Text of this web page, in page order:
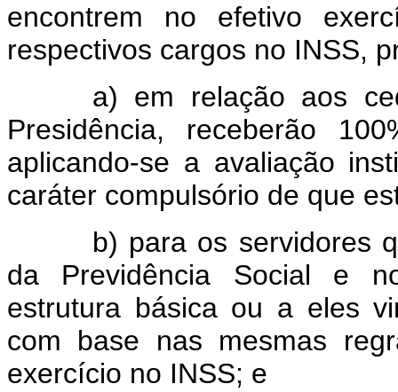
encontrem no efetivo
respectivos cargos no INSS,
a) em relação aos
Presidência, receberão
aplicando-se a avaliação
caráter compulsório de que
b) para os servidores
da Previdência Social e
estrutura básica ou a eles
com base nas mesmas
exercício no INSS; e